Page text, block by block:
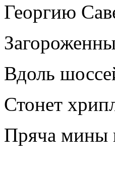
Георгию
Вдоль
Стонет
Пряча мины